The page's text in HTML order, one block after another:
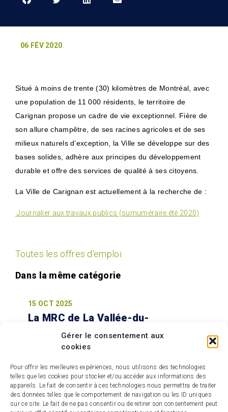
Gérer le consentement aux
cookies
Pour offrir les meilleures expériences, nous utilisons des technologies
telles que les cookies pour stocker et/ou accéder aux informations des
appareils. Le fait de consentir à ces technologies nous permettra de traiter
des données telles que le comportement de navigation ou les ID uniques
sur ce site. Le fait de ne pas consentir ou de retirer son consentement peut
06 FÉV 2020
Situé à moins de trente (30) kilomètres de Montréal, avec
une population de 11 000 résidents, le territoire de
Carignan propose un cadre de vie exceptionnel. Fière de
son allure champêtre, de ses racines agricoles et de ses
milieux naturels d’exception, la Ville se développe sur des
bases solides, adhère aux principes du développement
durable et offre des services de qualité à ses citoyens.
La Ville de Carignan est actuellement à la recherche de :
Journalier aux travaux publics (surnuméraire été 2020)
Toutes les offres d'emploi
15 OCT 2025
La MRC de La Vallée-du-
agricole avec le renouvellement
de son appel à projets du Fonds
de microcrédit agricole
Ce programme vise à appuyer les
productrices et producteurs agricoles qui
souhaitent démarrer, développer ou